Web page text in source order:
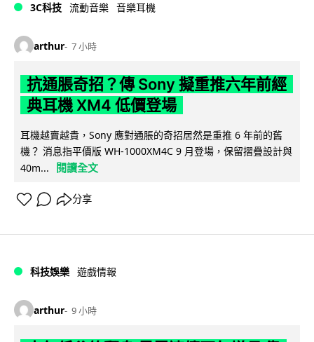
3C科技 流動音樂 音樂耳機
arthur 7 小時
抗通脹奇招？傳 Sony 擬重推六年前經
典耳機 XM4 低價登場
耳機越賣越貴，Sony 應對通脹的奇招居然是重推 6 年前的舊
機？ 消息指平價版 WH-1000XM4C 9 月登場，保留摺疊設計與
40m...
閱讀全文
分享
科技娛樂 遊戲情報
arthur 9 小時